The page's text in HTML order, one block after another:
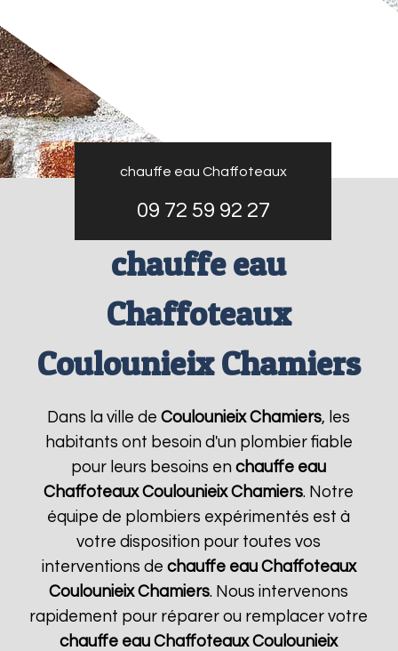
chauffe eau Chaffoteaux
09 72 59 92 27
chauffe eau
Chaffoteaux
Coulounieix Chamiers
Dans la ville deCoulounieix Chamiers, les
habitants ont besoin d'un plombier fiable
pour leurs besoins enchauffe eau
Chaffoteaux Coulounieix Chamiers. Notre
équipe de plombiers expérimentés est à
votre disposition pour toutes vos
interventions de chauffe eau Chaffoteaux
Coulounieix Chamiers. Nous intervenons
rapidement pour réparer ou remplacer votre
chauffe eau Chaffoteaux Coulounieix